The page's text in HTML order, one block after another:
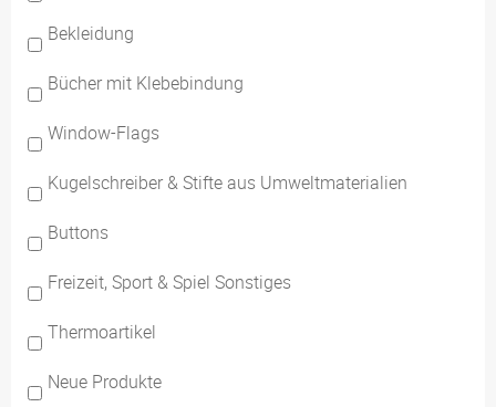
Bekleidung
Bücher mit Klebebindung
Window-Flags
Kugelschreiber & Stifte aus Umweltmaterialien
Buttons
Freizeit, Sport & Spiel Sonstiges
Thermoartikel
Neue Produkte